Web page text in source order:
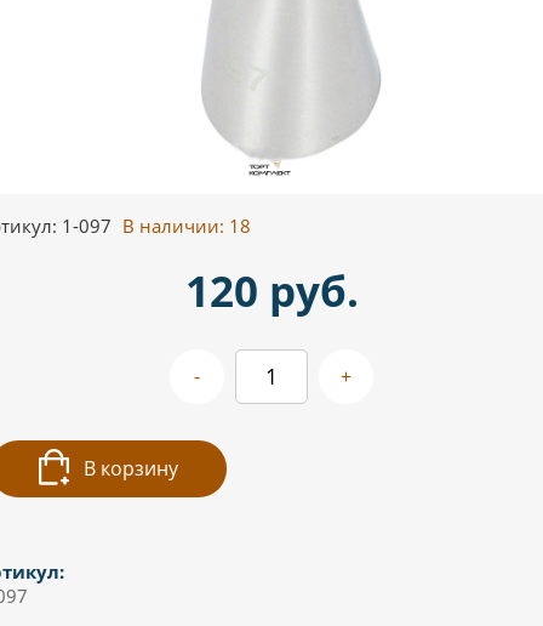
1-097 В наличии: 18
120 руб.
- +
В корзину